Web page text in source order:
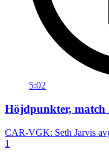
5:02
Höjdpunkter, match
CAR-VGK: Seth Jarvis
1